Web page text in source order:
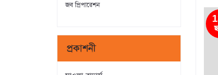
জব প্রিপারেশন
প্রকাশনী